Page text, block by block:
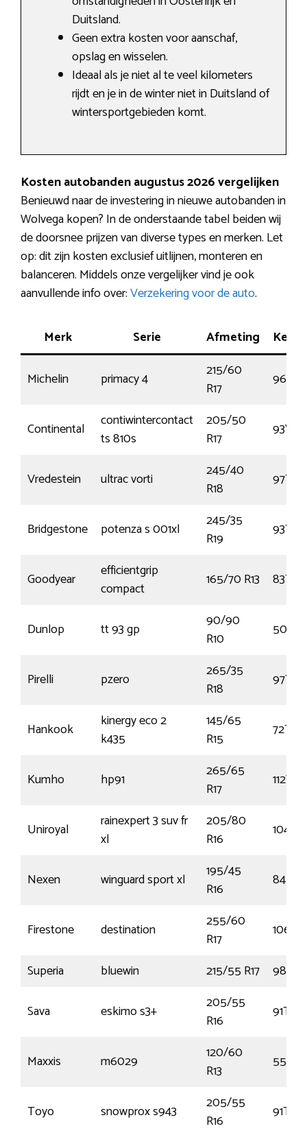
Duitsland.
Geen extra kosten voor aanschaf,
opslag en wisselen.
Ideaal als je niet al te veel kilometers
rijdt en je in de winter niet in Duitsland of
wintersportgebieden komt.
Kosten autobanden augustus 2026 vergelijken
Benieuwd naar de investering in nieuwe autobanden in
Wolvega kopen? In de onderstaande tabel beiden wij
de doorsnee prijzen van diverse types en merken. Let
op: dit zijn kosten exclusief uitlijnen, monteren en
balanceren. Middels onze vergelijker vind je ook
aanvullende info over:Verzekering voor de auto.
Merk Serie Afmeting
Michelin primacy 4
215/60
R17
96H
Continental
contiwintercontact
ts 810s
205/50
R17
93V
Vredestein ultrac vorti
245/40
R18
97Y
Bridgestone potenza s 001xl
245/35
R19
93Y
Goodyear
efficientgrip
compact
165/70 R13 83T
Dunlop tt 93 gp
90/90
R10
50J
Pirelli pzero
265/35
R18
97Y
Hankook
kinergy eco 2
k435
145/65
R15
72T
Kumho hp91
265/65
R17
112V
Uniroyal
rainexpert 3 suv fr
xl
205/80
R16
104T
Nexen winguard sport xl
195/45
R16
84H
Firestone destination
255/60
R17
106H
Superia
bluewin 215/55 R17
98H
Sava
eskimo s3+
205/55
R16
91T
Maxxis m6029
120/60
R13
55P
Toyo snowprox s943
205/55
R16
91T